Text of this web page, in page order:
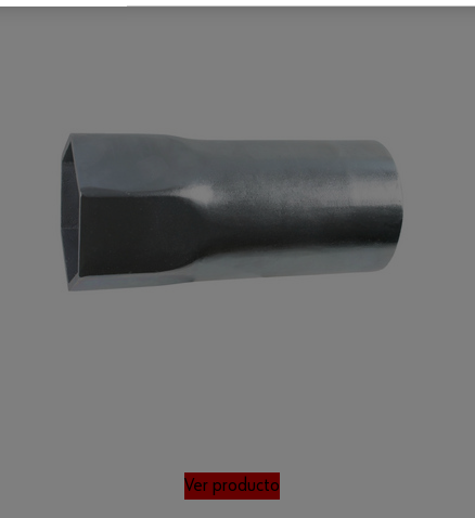
Ver producto